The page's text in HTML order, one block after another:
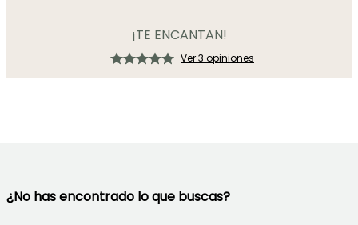
¡TE ENCANTAN!
Ver 3 opiniones
¿No has encontrado lo que buscas?